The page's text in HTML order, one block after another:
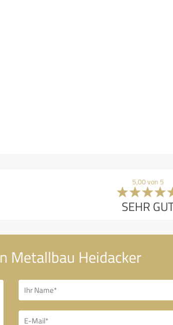
5,00 von 5
SEHR
Metallbau Heidacker